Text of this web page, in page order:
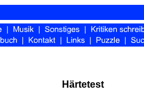
Härtetest